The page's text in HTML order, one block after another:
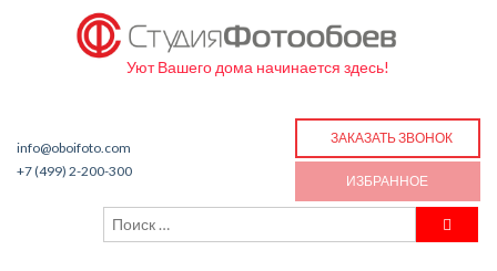
Уют Вашего дома начинается здесь!
info@oboifoto.com
+7 (499) 2-200-300
ЗАКАЗАТЬ ЗВОНОК
ИЗБРАННОЕ